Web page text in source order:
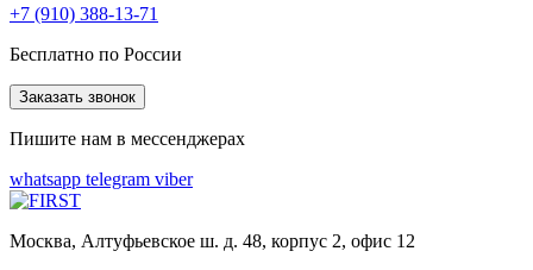
+7 (910) 388-13-71
Бесплатно по России
Заказать звонок
Пишите нам в мессенджерах
whatsapp telegram viber
Москва, Алтуфьевское ш. д. 48, корпус 2, офис 12